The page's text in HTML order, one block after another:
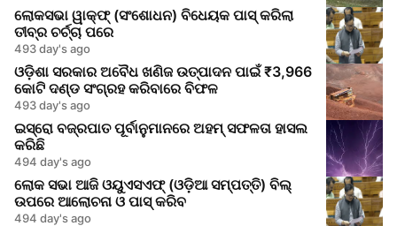
ଲୋକସଭା ୱାକ୍ଫ୍ (ସଂଶୋଧନ) ବିଧେୟକ ପାସ୍ କରିଲା
ତୀବ୍ର ଚର୍ଚ୍ଚା ପରେ
493 day's ago
ଓଡ଼ିଶା ସରକାର ଅବୈଧ ଖଣିଜ ଉତ୍ପାଦନ ପାଇଁ ₹3,966
କୋଟି ଦଣ୍ଡ ସଂଗ୍ରହ କରିବାରେ ବିଫଳ
493 day's ago
ଇସ୍ରୋ ବଜ୍ରପାତ ପୂର୍ବାନୁମାନରେ ଅହମ୍ ସଫଳତା ହାସଲ
କରିଛି
494 day's ago
ଲୋକ ସଭା ଆଜି ଓୟୁଏସଏଫ୍ (ଓଡ଼ିଆ ସମ୍ପତ୍ତି) ବିଲ୍
ଉପରେ ଆଲୋଚନା ଓ ପାସ୍ କରିବ
494 day's ago